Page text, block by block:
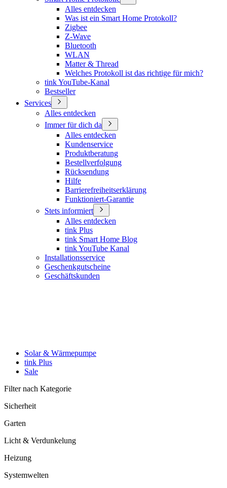
Alles entdecken
Was ist ein Smart Home Protokoll?
Zigbee
Z-Wave
Bluetooth
WLAN
Matter & Thread
Welches Protokoll ist das richtige für mich?
tink YouTube-Kanal
Bestseller
Services
Alles entdecken
Immer für dich da
Alles entdecken
Kundenservice
Produktberatung
Bestellverfolgung
Rücksendung
Hilfe
Barrierefreiheitserklärung
Funktioniert-Garantie
Stets informiert
Alles entdecken
tink Plus
tink Smart Home Blog
tink YouTube Kanal
Installationsservice
Geschenkgutscheine
Geschäftskunden
Solar & Wärmepumpe
tink Plus
Sale
Filter nach Kategorie
Sicherheit
Garten
Licht & Verdunkelung
Heizung
Systemwelten